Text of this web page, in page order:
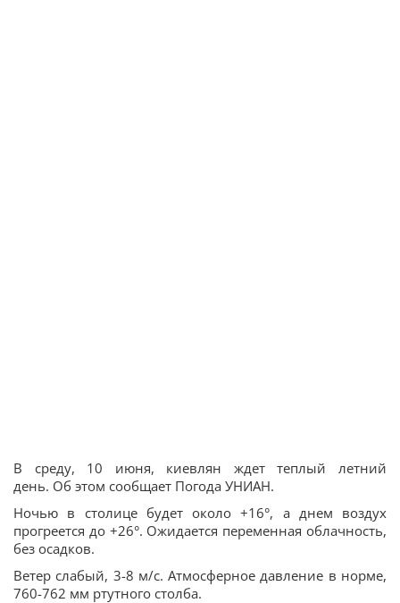
В среду, 10 июня, киевлян ждет теплый летний
день. Об этом сообщает Погода УНИАН.
Ночью в столице будет около +16°, а днем воздух
прогреется до +26°. Ожидается переменная облачность,
без осадков.
Ветер слабый, 3-8 м/с. Атмосферное давление в норме,
760-762 мм ртутного столба.